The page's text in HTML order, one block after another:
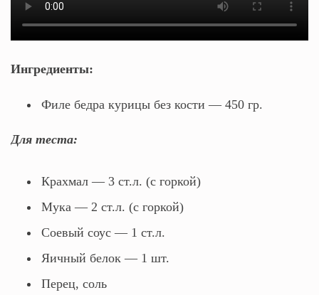
Ингредиенты:
Филе бедра курицы без кости — 450 гр.
Для теста:
Крахмал — 3 ст.л. (с горкой)
Мука — 2 ст.л. (с горкой)
Соевый соус — 1 ст.л.
Яичный белок — 1 шт.
Перец, соль